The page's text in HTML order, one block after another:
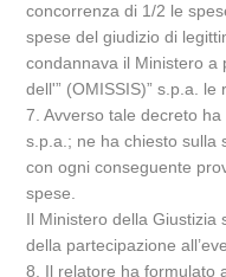
concorrenza di 1/2 le
spese del giudizio di
condannava il Ministero a
dell'” (OMISSIS)” s.p.a. le
7. Avverso tale decreto ha
s.p.a.; ne ha chiesto sulla
con ogni conseguente
spese.
Il Ministero della Giustizia
della partecipazione
8. Il relatore ha formulato